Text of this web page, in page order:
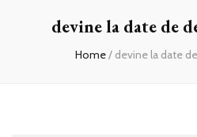
devine la date de
Home/ devine la date